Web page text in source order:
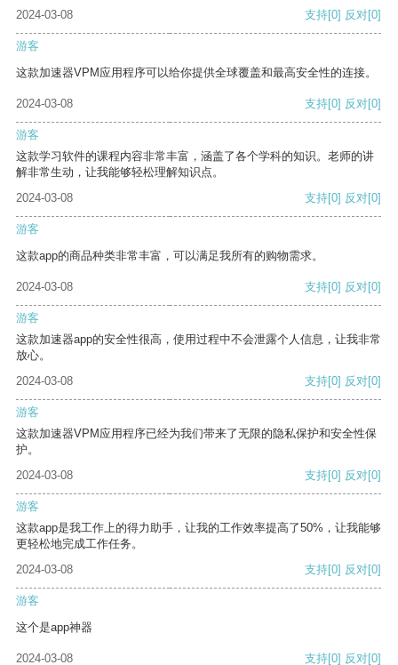
2024-03-08
支持[0] 反对[0]
游客
这款加速器VPM应用程序可以给你提供全球覆盖和最高安全性的连接。
2024-03-08 支持[0] 反对[0]
游客
这款学习软件的课程内容非常丰富，涵盖了各个学科的知识。老师的讲
解非常生动，让我能够轻松理解知识点。
2024-03-08
支持[0] 反对[0]
游客
这款app的商品种类非常丰富，可以满足我所有的购物需求。
2024-03-08 支持[0] 反对[0]
游客
这款加速器app的安全性很高，使用过程中不会泄露个人信息，让我非常
放心。
2024-03-08
支持[0] 反对[0]
游客
这款加速器VPM应用程序已经为我们带来了无限的隐私保护和安全性保
护。
2024-03-08
支持[0] 反对[0]
游客
这款app是我工作上的得力助手，让我的工作效率提高了50%，让我能够
更轻松地完成工作任务。
2024-03-08
支持[0] 反对[0]
游客
这个是app神器
2024-03-08 支持[0] 反对[0]